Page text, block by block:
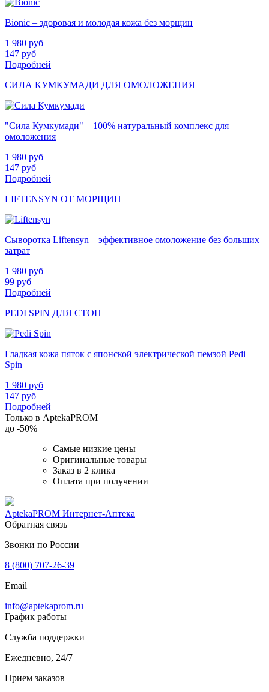
Bionic – здоровая и молодая кожа без морщин
1 980 руб
147 руб
Подробней
СИЛА КУМКУМАДИ ДЛЯ ОМОЛОЖЕНИЯ
"Сила Кумкумади" – 100% натуральный комплекс для
омоложения
1 980 руб
147 руб
Подробней
LIFTENSYN ОТ МОРЩИН
Сыворотка Liftensyn – эффективное омоложение без больших
затрат
1 980 руб
99 руб
Подробней
PEDI SPIN ДЛЯ СТОП
Гладкая кожа пяток с японской электрической пемзой Pedi
Spin
1 980 руб
147 руб
Подробней
Только в AptekaPROM
до -50%
Самые низкие цены
Оригинальные товары
Заказ в 2 клика
Оплата при получении
AptekaPROM Интернет-Аптека
Обратная связь
Звонки по России
8 (800) 707-26-39
Email
info@aptekaprom.ru
График работы
Служба поддержки
Ежедневно, 24/7
Прием заказов